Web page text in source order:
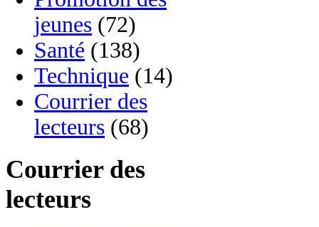
jeunes (72)
Santé (138)
Technique (14)
Courrier des
lecteurs (68)
Courrier des
lecteurs